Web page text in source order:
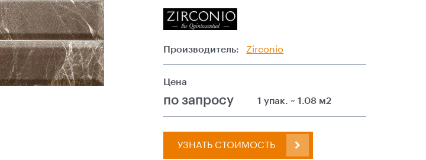
Производитель: Zirconio
Цена
по запросу 1 упак. ~ 1.08 м2
УЗНАТЬ СТОИМОСТЬ